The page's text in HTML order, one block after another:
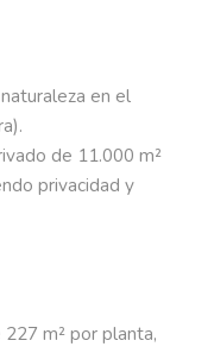
en el
de 11.000 m²
privacidad y
m² por planta,